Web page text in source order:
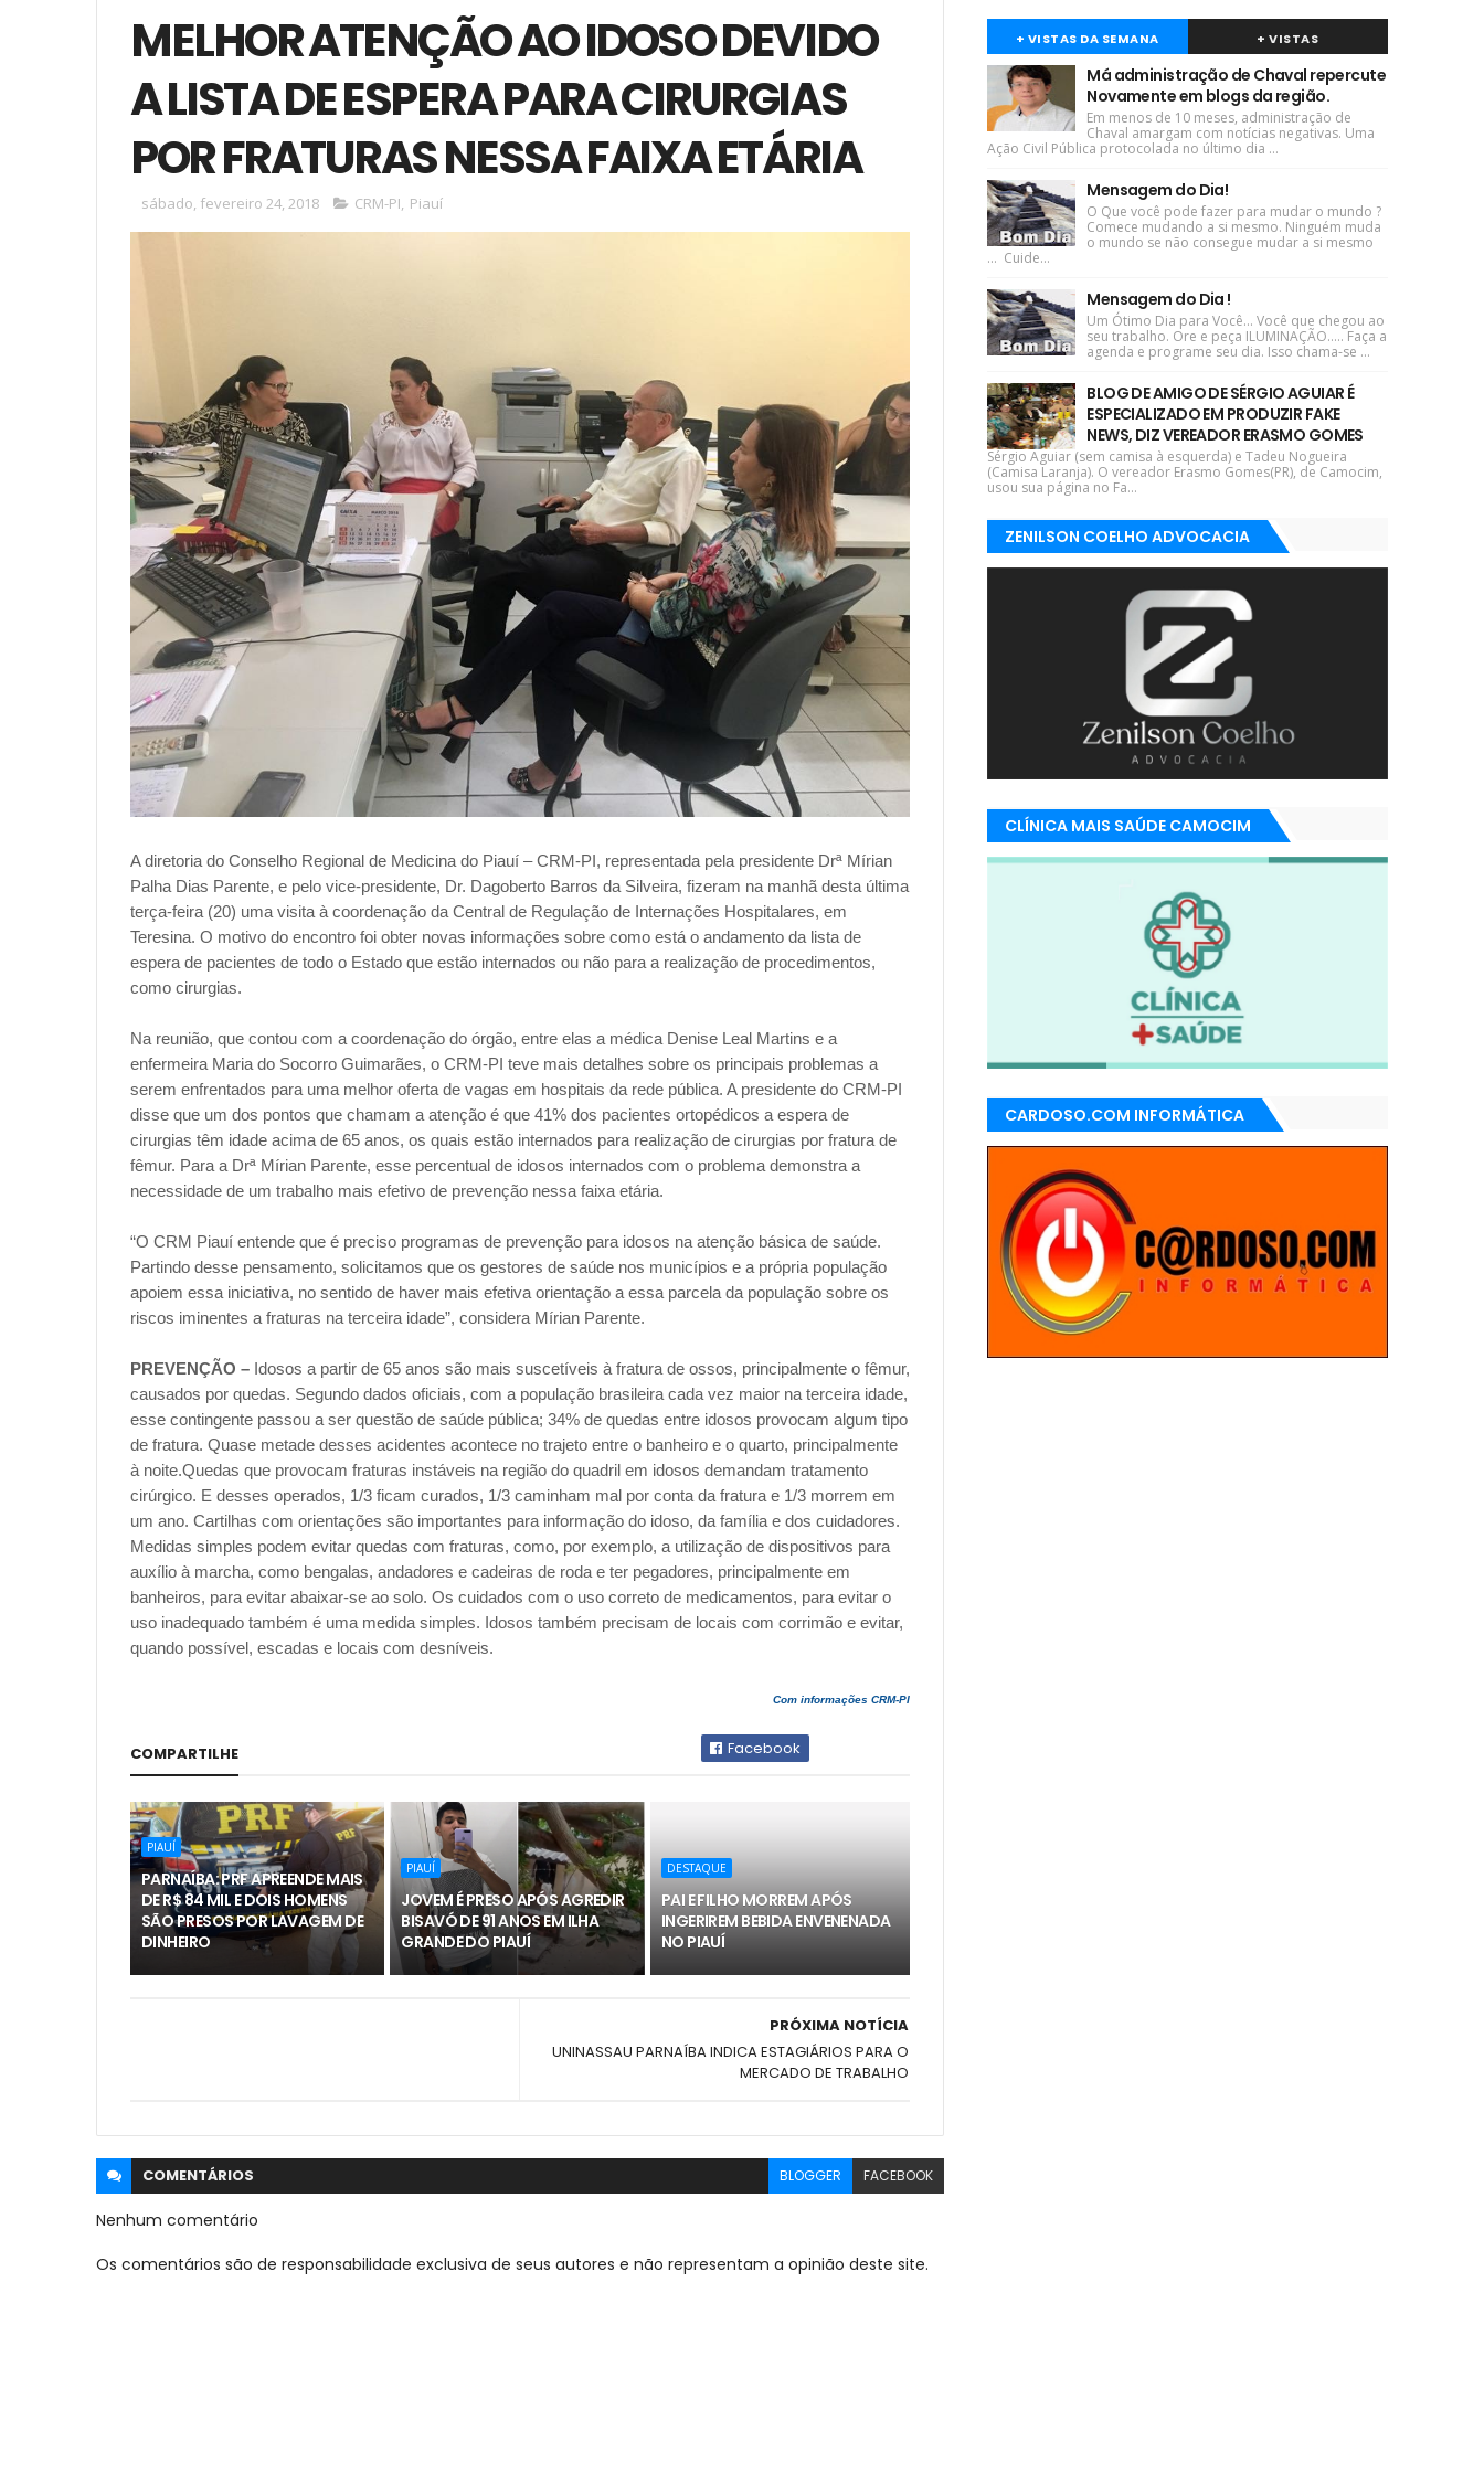
MELHOR ATENÇÃO AO IDOSO DEVIDO
A LISTA DE ESPERA PARA CIRURGIAS
POR FRATURAS NESSA FAIXA ETÁRIA
sábado, fevereiro 24, 2018 CRM-PI, Piauí
A diretoria do Conselho Regional de Medicina do Piauí – CRM-PI, representada pela presidente Drª Mírian
Palha Dias Parente, e pelo vice-presidente, Dr. Dagoberto Barros da Silveira, fizeram na manhã desta última
terça-feira (20) uma visita à coordenação da Central de Regulação de Internações Hospitalares, em
Teresina. O motivo do encontro foi obter novas informações sobre como está o andamento da lista de
espera de pacientes de todo o Estado que estão internados ou não para a realização de procedimentos,
como cirurgias.
Na reunião, que contou com a coordenação do órgão, entre elas a médica Denise Leal Martins e a
enfermeira Maria do Socorro Guimarães, o CRM-PI teve mais detalhes sobre os principais problemas a
serem enfrentados para uma melhor oferta de vagas em hospitais da rede pública. A presidente do CRM-PI
disse que um dos pontos que chamam a atenção é que 41% dos pacientes ortopédicos a espera de
cirurgias têm idade acima de 65 anos, os quais estão internados para realização de cirurgias por fratura de
fêmur. Para a Drª Mírian Parente, esse percentual de idosos internados com o problema demonstra a
necessidade de um trabalho mais efetivo de prevenção nessa faixa etária.
“O CRM Piauí entende que é preciso programas de prevenção para idosos na atenção básica de saúde.
Partindo desse pensamento, solicitamos que os gestores de saúde nos municípios e a própria população
apoiem essa iniciativa, no sentido de haver mais efetiva orientação a essa parcela da população sobre os
riscos iminentes a fraturas na terceira idade”, considera Mírian Parente.
PREVENÇÃO – Idosos a partir de 65 anos são mais suscetíveis à fratura de ossos, principalmente o fêmur,
causados por quedas. Segundo dados oficiais, com a população brasileira cada vez maior na terceira idade,
esse contingente passou a ser questão de saúde pública; 34% de quedas entre idosos provocam algum tipo
de fratura. Quase metade desses acidentes acontece no trajeto entre o banheiro e o quarto, principalmente
à noite.Quedas que provocam fraturas instáveis na região do quadril em idosos demandam tratamento
cirúrgico. E desses operados, 1/3 ficam curados, 1/3 caminham mal por conta da fratura e 1/3 morrem em
um ano. Cartilhas com orientações são importantes para informação do idoso, da família e dos cuidadores.
Medidas simples podem evitar quedas com fraturas, como, por exemplo, a utilização de dispositivos para
auxílio à marcha, como bengalas, andadores e cadeiras de roda e ter pegadores, principalmente em
banheiros, para evitar abaixar-se ao solo. Os cuidados com o uso correto de medicamentos, para evitar o
uso inadequado também é uma medida simples. Idosos também precisam de locais com corrimão e evitar,
quando possível, escadas e locais com desníveis.
Com informações CRM-PI
COMPARTILHE Facebook
PIAUÍ
PARNAÍBA: PRF APREENDE MAIS
DE R$ 84 MIL E DOIS HOMENS
SÃO PRESOS POR LAVAGEM DE
DINHEIRO
PIAUÍ
JOVEM É PRESO APÓS AGREDIR
BISAVÓ DE 91 ANOS EM ILHA
GRANDE DO PIAUÍ
DESTAQUE
PAI E FILHO MORREM APÓS
INGERIREM BEBIDA ENVENENADA
NO PIAUÍ
PRÓXIMA NOTÍCIA
UNINASSAU PARNAÍBA INDICA ESTAGIÁRIOS PARA O
MERCADO DE TRABALHO
COMENTÁRIOS BLOGGER FACEBOOK
Nenhum comentário
Os comentários são de responsabilidade exclusiva de seus autores e não representam a opinião deste site.
+ VISTAS DA SEMANA + VISTAS
Má administração de Chaval repercute
Novamente em blogs da região.
Em menos de 10 meses, administração de
Chaval amargam com notícias negativas. Uma
Ação Civil Pública protocolada no último dia ...
Mensagem do Dia!
O Que você pode fazer para mudar o mundo ?
Comece mudando a si mesmo. Ninguém muda
o mundo se não consegue mudar a si mesmo
... Cuide...
Mensagem do Dia !
Um Ótimo Dia para Você... Você que chegou ao
seu trabalho. Ore e peça ILUMINAÇÃO..... Faça a
agenda e programe seu dia. Isso chama-se ...
BLOG DE AMIGO DE SÉRGIO AGUIAR É
ESPECIALIZADO EM PRODUZIR FAKE
NEWS, DIZ VEREADOR ERASMO GOMES
Sérgio Aguiar (sem camisa à esquerda) e Tadeu Nogueira
(Camisa Laranja). O vereador Erasmo Gomes(PR), de Camocim,
usou sua página no Fa...
ZENILSON COELHO ADVOCACIA
CLÍNICA MAIS SAÚDE CAMOCIM
CARDOSO.COM INFORMÁTICA